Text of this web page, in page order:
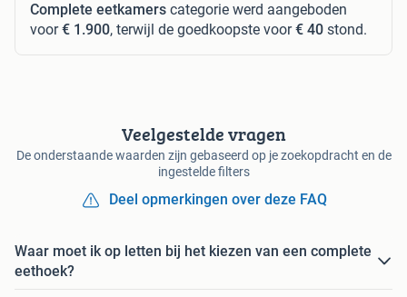
Complete eetkamers categorie werd aangeboden
voor€ 1.900, terwijl de goedkoopste voor€ 40 stond.
Veelgestelde vragen
De onderstaande waarden zijn gebaseerd op je zoekopdracht en de
ingestelde filters
Deel opmerkingen over deze FAQ
Waar moet ik op letten bij het kiezen van een complete
eethoek?